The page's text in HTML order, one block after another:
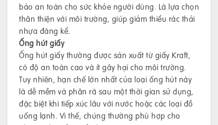
bảo an toàn cho sức khỏe người dùng. Là lựa chọn
thân thiện với môi trường, giúp giảm thiểu rác thải
nhựa đáng kể.
Ống hút giấy
Ống hút giấy thường được sản xuất từ giấy Kraft,
có độ an toàn cao và ít gây hại cho môi trường.
Tuy nhiên, hạn chế lớn nhất của loại ống hút này
là dễ mềm và phân rã sau một thời gian sử dụng,
đặc biệt khi tiếp xúc lâu với nước hoặc các loại đồ
uống lạnh. Vì thế, chúng thường phù hợp cho